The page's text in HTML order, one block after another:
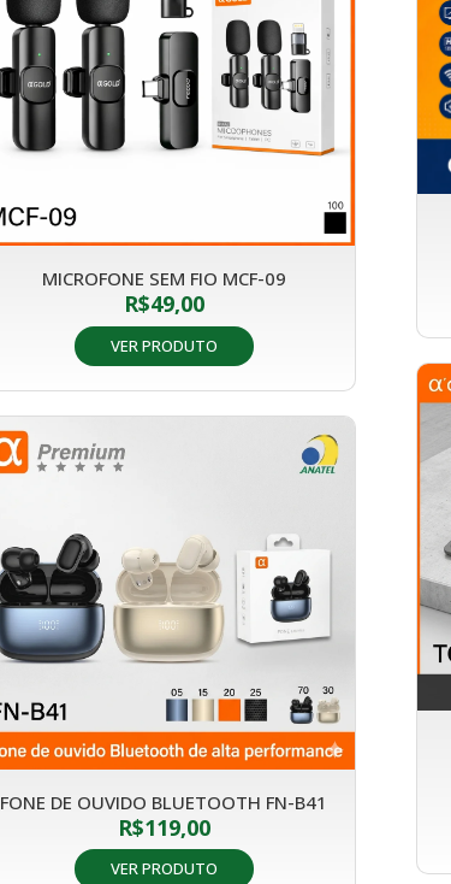
MICROFONE SEM FIO MCF-09
R$49,00
VER PRODUTO
FONE DE OUVIDO BLUETOOTH FN-B41
R$119,00
VER PRODUTO